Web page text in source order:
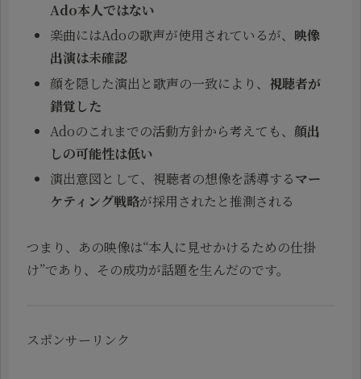
Ado本人ではない
楽曲にはAdoの歌声が使用されているが、 映像
出演は未確認
顔を隠した演出と歌声の一致により、 視聴者が
錯覚した
Adoのこれまでの活動方針から考えても、 顔出
しの可能性は低い
演出意図として、視聴者の想像を誘導するマー
ケティング戦略が採用されたと推測される
つまり、あの映像は“本人に見せかけるための仕掛
け”であり、その成功が話題を生んだのです。
スポンサーリンク